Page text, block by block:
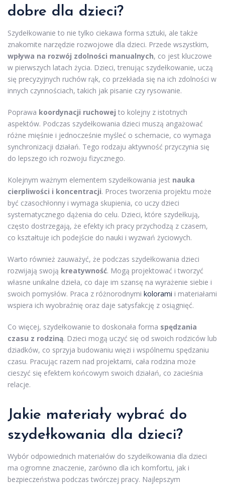
dobre dla dzieci?
Szydełkowanie to nie tylko ciekawa forma sztuki, ale także
znakomite narzędzie rozwojowe dla dzieci. Przede wszystkim,
wpływa na rozwój zdolności manualnych, co jest kluczowe
w pierwszych latach życia. Dzieci, trenując szydełkowanie, uczą
się precyzyjnych ruchów rąk, co przekłada się na ich zdolności w
innych czynnościach, takich jak pisanie czy rysowanie.
Poprawa koordynacji ruchowej to kolejny z istotnych
aspektów. Podczas szydełkowania dzieci muszą angażować
różne mięśnie i jednocześnie myśleć o schemacie, co wymaga
synchronizacji działań. Tego rodzaju aktywność przyczynia się
do lepszego ich rozwoju fizycznego.
Kolejnym ważnym elementem szydełkowania jest nauka
cierpliwości i koncentracji. Proces tworzenia projektu może
być czasochłonny i wymaga skupienia, co uczy dzieci
systematycznego dążenia do celu. Dzieci, które szydełkują,
często dostrzegają, że efekty ich pracy przychodzą z czasem,
co kształtuje ich podejście do nauki i wyzwań życiowych.
Warto również zauważyć, że podczas szydełkowania dzieci
rozwijają swoją kreatywność. Mogą projektować i tworzyć
własne unikalne dzieła, co daje im szansę na wyrażenie siebie i
swoich pomysłów. Praca z różnorodnymi kolorami i materiałami
wspiera ich wyobraźnię oraz daje satysfakcję z osiągnięć.
Co więcej, szydełkowanie to doskonała forma spędzania
czasu z rodziną. Dzieci mogą uczyć się od swoich rodziców lub
dziadków, co sprzyja budowaniu więzi i wspólnemu spędzaniu
czasu. Pracując razem nad projektami, cała rodzina może
cieszyć się efektem końcowym swoich działań, co zacieśnia
relacje.
Jakie materiały wybrać do
szydełkowania dla dzieci?
Wybór odpowiednich materiałów do szydełkowania dla dzieci
ma ogromne znaczenie, zarówno dla ich komfortu, jak i
bezpieczeństwa podczas twórczej pracy. Najlepszym